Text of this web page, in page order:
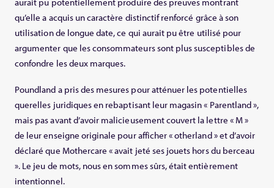
qu’elle a acquis un caractère distinctif renforcé grâce à son
utilisation de longue date, ce qui aurait pu être utilisé pour
argumenter que les consommateurs sont plus susceptibles de
confondre les deux marques.
Poundland a pris des mesures pour atténuer les potentielles
querelles juridiques en rebaptisant leur magasin « Parentland »,
mais pas avant d’avoir malicieusement couvert la lettre « M »
de leur enseigne originale pour afficher « otherland » et d’avoir
déclaré que Mothercare « avait jeté ses jouets hors du berceau
». Le jeu de mots, nous en sommes sûrs, était entièrement
intentionnel.